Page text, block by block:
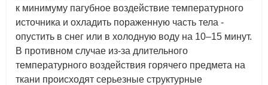
к минимуму пагубное воздействие температурного
источника и охладить пораженную часть тела -
опустить в снег или в холодную воду на 10–15 минут.
В противном случае из-за длительного
температурного воздействия горячего предмета на
ткани происходят серьезные структурные